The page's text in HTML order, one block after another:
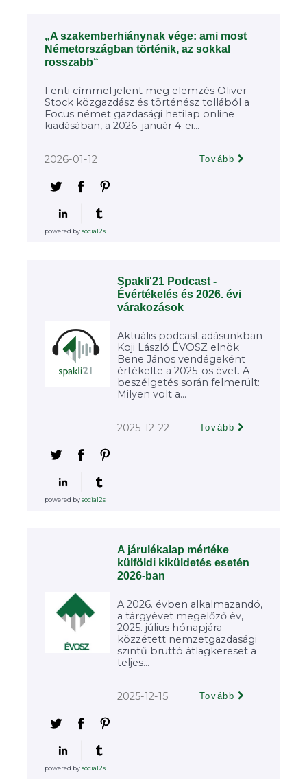
„A szakemberhiánynak vége: ami most
Németországban történik, az sokkal
rosszabb“
Fenti címmel jelent meg elemzés Oliver
Stock közgazdász és történész tollából a
Focus német gazdasági hetilap online
kiadásában, a 2026. január 4-ei...
2026-01-12 Tovább
powered bysocial2s
Spakli'21 Podcast -
Évértékelés és 2026. évi
várakozások
Aktuális podcast adásunkban
Koji László ÉVOSZ elnök
Bene János vendégeként
értékelte a 2025-ös évet. A
beszélgetés során felmerült:
Milyen volt a...
2025-12-22 Tovább
powered bysocial2s
A járulékalap mértéke
külföldi kiküldetés esetén
2026-ban
A 2026. évben alkalmazandó,
a tárgyévet megelőző év,
2025. július hónapjára
közzétett nemzetgazdasági
szintű bruttó átlagkereset a
teljes...
2025-12-15 Tovább
powered bysocial2s